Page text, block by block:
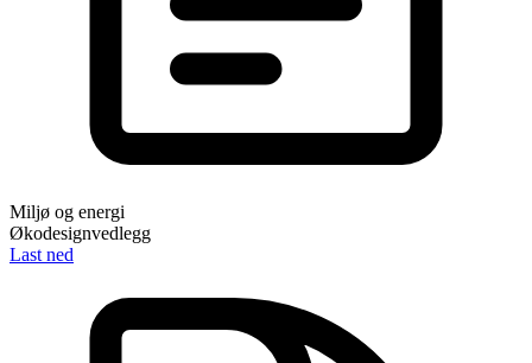
Miljø og energi
Økodesignvedlegg
Last ned